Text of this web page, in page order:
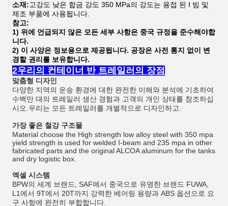
소재:고강도 낮은 합금 강도 350 MPa의 강도는 용접 된 I 빔 및
제조 부품에 사용됩니다.
참고:
1) 위에 언급되지 않은 모든 세부 사항은 중국 규정을 준수해야합
니다.
2) 이 사양은 정보용으로 제공됩니다. 공장은 사전 통지 없이 변
경할 권리를 보유합니다.
2우리의 컨테이너 반 트레일러의 장점
맞춤형 디자인
다양한 지역의 운송 환경에 대한 완전한 이해와 분석에 기초하여
수백만 대의 트레일러 생산 경험과 고객의 개인 상태를 참조하십
시오.우리는 모든 트레일러를 개별적으로 디자인하고.
가장 좋은 철강 구조물
Material choose the High strength low alloy steel with 350 mpa
yield strength is used for welded I-beam and 235 mpa in other
fabricated parts and the original ALCOA aluminum for the tanks
and dry logistic box.
엑셀 시스템
BPW의 세계 브랜드, SAF에서 중국으로 유명한 브랜드 FUWA,
L1에서 9T에서 20T까지 강력한 베어링 용량과 ABS 옵션으로 요
구 사항에 완전히 부합합니다.